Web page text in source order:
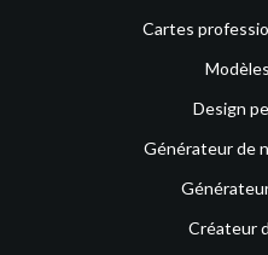
Cartes
Design
Générateur de
Créateur